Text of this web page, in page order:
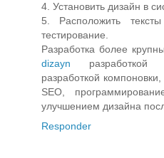
4. Установить дизайн в
5. Расположить
тестирование.
Разработка более
dizayn разработкой
разработкой
SEO,
улучшением дизайна
Responder